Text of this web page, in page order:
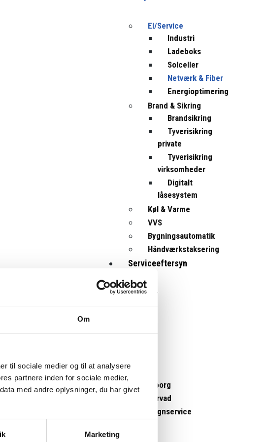
Om
til sociale medier og til at analysere
partnere inden for sociale medier,
med andre oplysninger, du har givet
Marketing
El/Service
Industri
Ladeboks
Solceller
Netværk & Fiber
Energioptimering
Brand & Sikring
Brandsikring
Tyverisikring
private
Tyverisikring
virksomheder
Digitalt
låsesystem
Køl & Varme
VVS
Bygningsautomatik
Håndværkstaksering
Serviceeftersyn
Nyheder
Viborg
Sørvad
Døgnservice